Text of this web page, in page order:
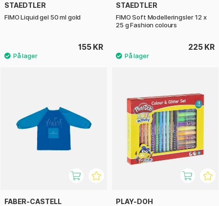
STAEDTLER
FIMO Liquid gel 50 ml gold
155 KR
STAEDTLER
FIMO Soft Modelleringsler 12 x
25 g Fashion colours
225 KR
FABER-CASTELL PLAY-DOH